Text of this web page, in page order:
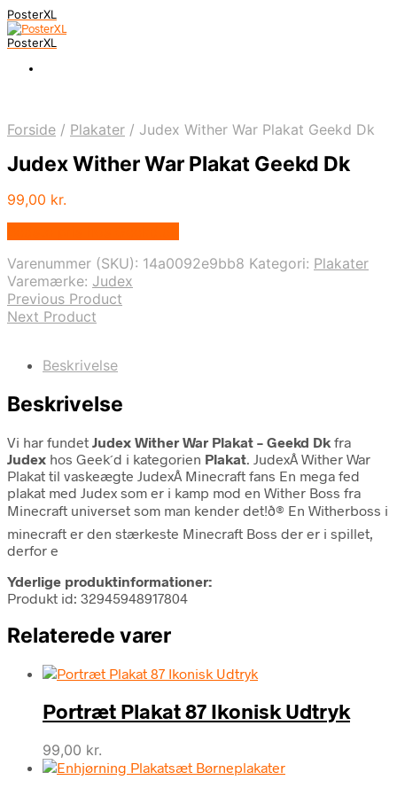
PosterXL
PosterXL
Forside / Plakater / Judex Wither War Plakat Geekd Dk
Judex Wither War Plakat Geekd Dk
99,00 kr.
Varenummer (SKU): 14a0092e9bb8 Kategori: Plakater
Varemærke: Judex
Previous Product
Next Product
Beskrivelse
Beskrivelse
Vi har fundet Judex Wither War Plakat – Geekd Dk fra
Judex hos Geek´d i kategorien Plakat. JudexÂ Wither War
Plakat til vaskeægte JudexÂ Minecraft fans En mega fed
plakat med Judex som er i kamp mod en Wither Boss fra
Minecraft universet som man kender det!ð® En Witherboss i
minecraft er den stærkeste Minecraft Boss der er i spillet,
derfor e
Yderlige produktinformationer:
Produkt id: 32945948917804
Relaterede varer
Portræt Plakat 87 Ikonisk Udtryk
99,00 kr.